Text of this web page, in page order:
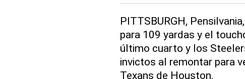
PITTSBURGH,
para 109 yardas y el
último cuarto y los
invictos al remontar para
Texans de Houston.